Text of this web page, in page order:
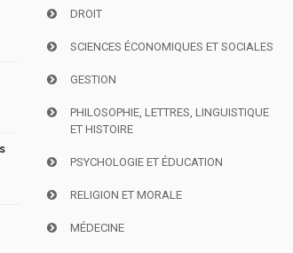
DROIT
SCIENCES ÉCONOMIQUES ET SOCIALES
GESTION
PHILOSOPHIE, LETTRES, LINGUISTIQUE
ET HISTOIRE
PSYCHOLOGIE ET ÉDUCATION
RELIGION ET MORALE
MÉDECINE